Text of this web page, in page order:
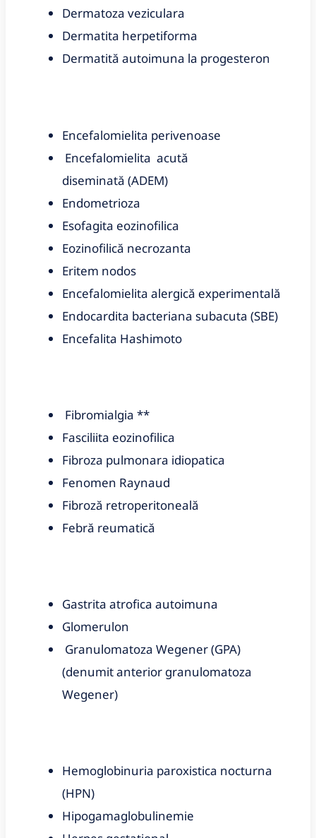
Dermatoza veziculara
Dermatita herpetiforma
Dermatită autoimuna la progesteron
Encefalomielita perivenoase
Encefalomielita acută
diseminată (ADEM)
Endometrioza
Esofagita eozinofilica
Eozinofilică necrozanta
Eritem nodos
Encefalomielita alergică experimentală
Endocardita bacteriana subacuta (SBE)
Encefalita Hashimoto
Fibromialgia **
Fasciliita eozinofilica
Fibroza pulmonara idiopatica
Fenomen Raynaud
Fibroză retroperitoneală
Febră reumatică
Gastrita atrofica autoimuna
Glomerulon
Granulomatoza Wegener (GPA)
(denumit anterior granulomatoza
Wegener)
Hemoglobinuria paroxistica nocturna
(HPN)
Hipogamaglobulinemie